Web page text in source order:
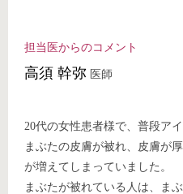
担当医からのコメント
⾼須 幹弥 医師
20代の女性患者様で、普段ア
まぶたの皮膚が被れ、皮膚が
が増えてしまっていました。
まぶたが被れている人は、ま